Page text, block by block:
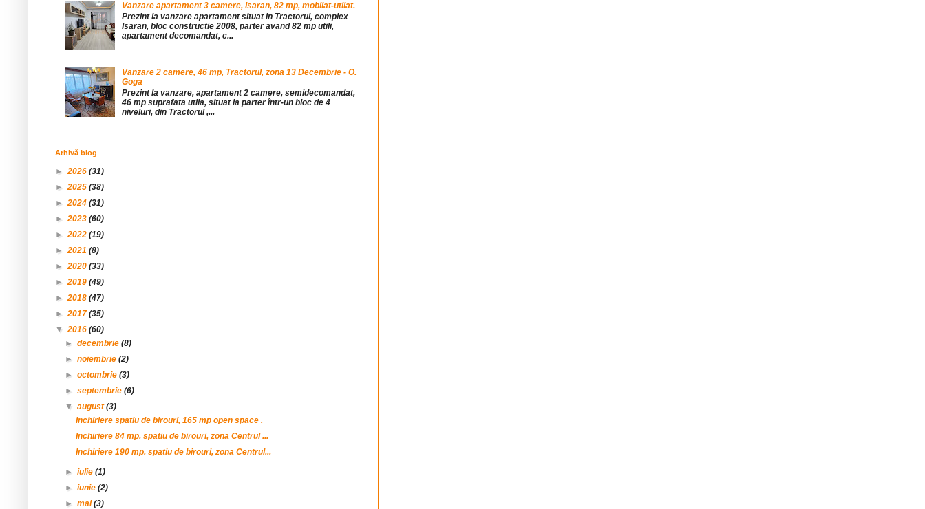
Vanzare apartament 3 camere, Isaran, 82 mp, mobilat-utilat.
Prezint la vanzare apartament situat in Tractorul, complex
Isaran, bloc constructie 2008, parter avand 82 mp utili,
apartament decomandat, c...
Vanzare 2 camere, 46 mp, Tractorul, zona 13 Decembrie - O.
Goga
Prezint la vanzare, apartament 2 camere, semidecomandat,
46 mp suprafata utila, situat la parter într-un bloc de 4
niveluri, din Tractorul ,...
Arhivă blog
►2026 (31)
►2025 (38)
►2024 (31)
►2023 (60)
►2022 (19)
►2021 (8)
►2020 (33)
►2019 (49)
►2018 (47)
►2017 (35)
▼2016 (60)
►decembrie(8)
►noiembrie(2)
►octombrie(3)
►septembrie(6)
▼august(3)
Inchiriere spatiu de birouri, 165 mp open space .
Inchiriere 84 mp. spatiu de birouri, zona Centrul ...
Inchiriere 190 mp. spatiu de birouri, zona Centrul...
►iulie(1)
►iunie(2)
►mai(3)